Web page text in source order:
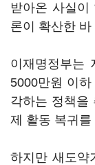
받아온 사실이
론이 확산한 바
이재명정부는
5000만원 이
각하는 정책을
제 활동 복귀
하지만 새도약